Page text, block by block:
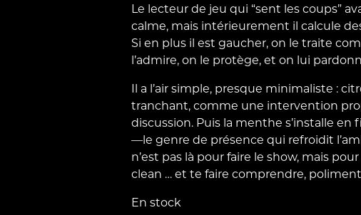
Le lecteur de jeu qui “sent les coups”
calme, mais intérieurement il calcule
Si en plus il est gaucher, on le traite
l’admire, on le protège, et on lui
Il a l’air simple, presque minimaliste :
tranchant, comme une intervention
discussion. Puis la menthe s’installe en
—le genre de présence qui refroidit
n’est pas là pour faire le show, mais
clean … et te faire comprendre,
En stock